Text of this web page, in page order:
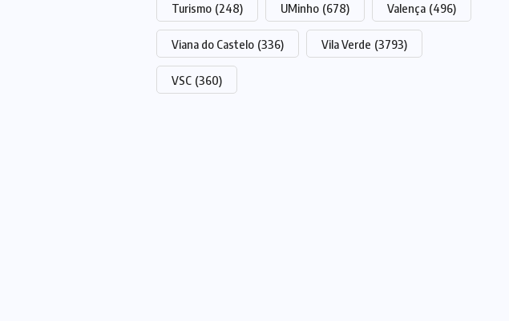
Turismo (248) UMinho (678) Valença (496)
Viana do Castelo (336) Vila Verde (3793)
VSC (360)